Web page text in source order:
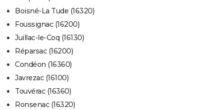
Boisné-La Tude (16320)
Foussignac (16200)
Juillac-le-Coq (16130)
Réparsac (16200)
Condéon (16360)
Javrezac (16100)
Touvérac (16360)
Ronsenac (16320)